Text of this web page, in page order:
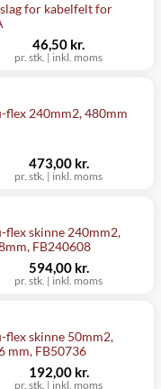
for kabelfelt for
pr. stk. | inkl. moms
46,50 kr.
flex 240mm2, 480mm
pr. stk. | inkl. moms
473,00 kr.
flex skinne 240mm2,
FB240608
pr. stk. | inkl. moms
594,00 kr.
flex skinne 50mm2,
mm, FB50736
pr. stk. | inkl. moms
192,00 kr.